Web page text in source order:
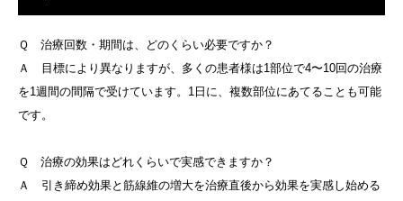
Ｑ 治療回数・期間は、どのくらい必要ですか？
Ａ 目標により異なりますが、多くの患者様は1部位で4〜10回の治療
を1週間の間隔で受けています。1日に、複数部位にあてることも可能
です。
Ｑ 治療の効果はどれくらいで実感できますか？
Ａ 引き締め効果と筋線維の増大を治療直後から効果を実感し始める